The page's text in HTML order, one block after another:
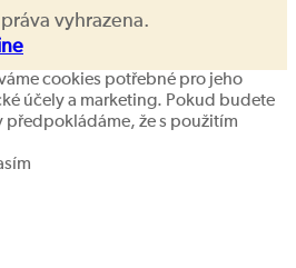
vyhrazena.
cookies potřebné pro jeho
účely a marketing. Pokud budete
že s použitím